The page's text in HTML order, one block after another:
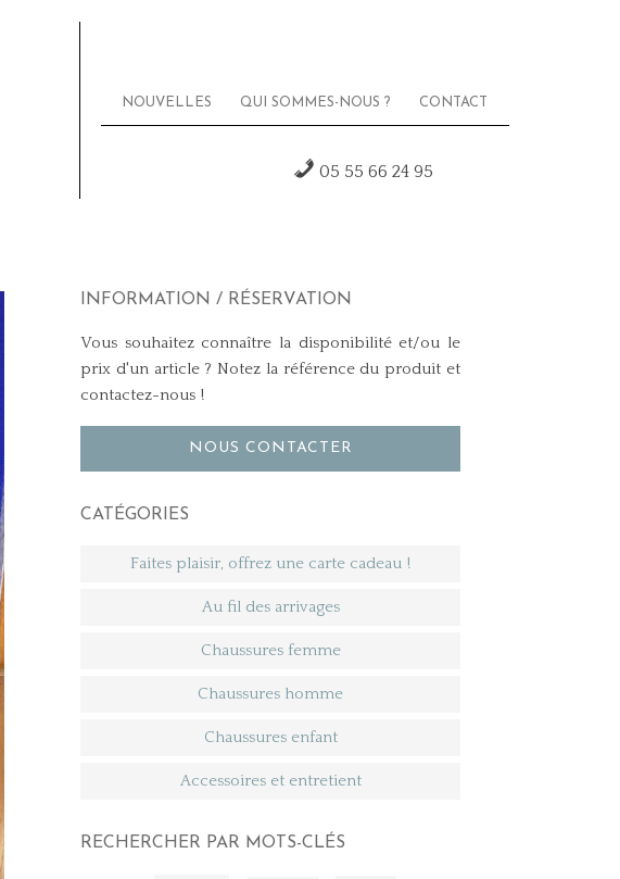
NOUVELLES QUI SOMMES-NOUS ? CONTACT
05 55 66 24 95
INFORMATION / RÉSERVATION
Vous souhaitez connaître la disponibilité et/ou le
prix d'un article ? Notez la référence du produit et
contactez-nous !
NOUS CONTACTER
CATÉGORIES
Faites plaisir, offrez une carte cadeau !
Au fil des arrivages
Chaussures femme
Chaussures homme
Chaussures enfant
Accessoires et entretient
RECHERCHER PAR MOTS-CLÉS